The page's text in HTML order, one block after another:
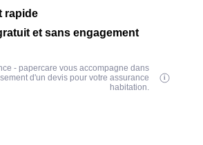
rapide
et sans engagement
- papercare vous accompagne dans
d'un devis pour votre assurance
habitation.